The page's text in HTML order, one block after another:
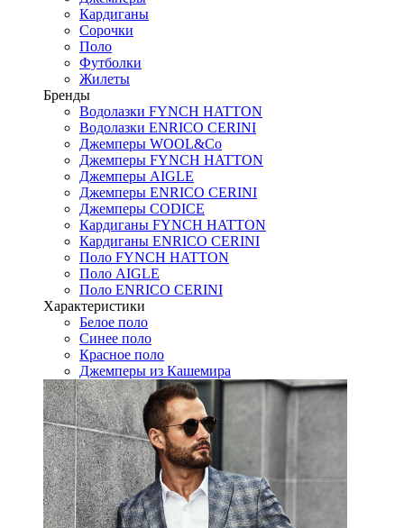
Кардиганы
Сорочки
Поло
Футболки
Жилеты
Бренды
Водолазки FYNCH HATTON
Водолазки ENRICO CERINI
Джемперы WOOL&Co
Джемперы FYNCH HATTON
Джемперы AIGLE
Джемперы ENRICO CERINI
Джемперы CODICE
Кардиганы FYNCH HATTON
Кардиганы ENRICO CERINI
Поло FYNCH HATTON
Поло AIGLE
Поло ENRICO CERINI
Характеристики
Белое поло
Синее поло
Красное поло
Джемперы из Кашемира